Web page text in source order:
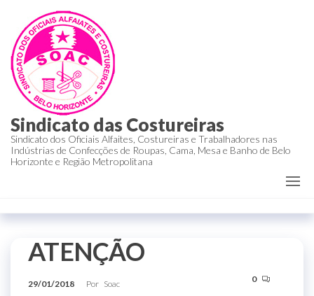
Sindicato das Costureiras
Sindicato dos Oficiais Alfaites, Costureiras e Trabalhadores nas
Indústrias de Confecções de Roupas, Cama, Mesa e Banho de Belo
Horizonte e Região Metropolitana
ATENÇÃO
29/01/2018 Por Soac 0